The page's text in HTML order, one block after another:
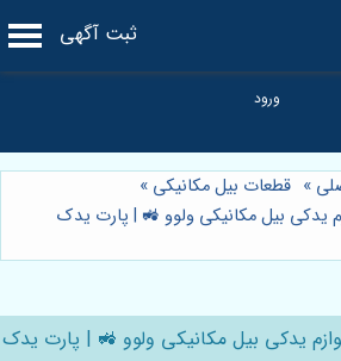
ثبت آگهی
» قطعات بیل مکانیکی »
یدکی بیل مکانیکی ولوو 🚜 | پارت یدک
یدکی بیل مکانیکی ولوو 🚜 | پارت یدک